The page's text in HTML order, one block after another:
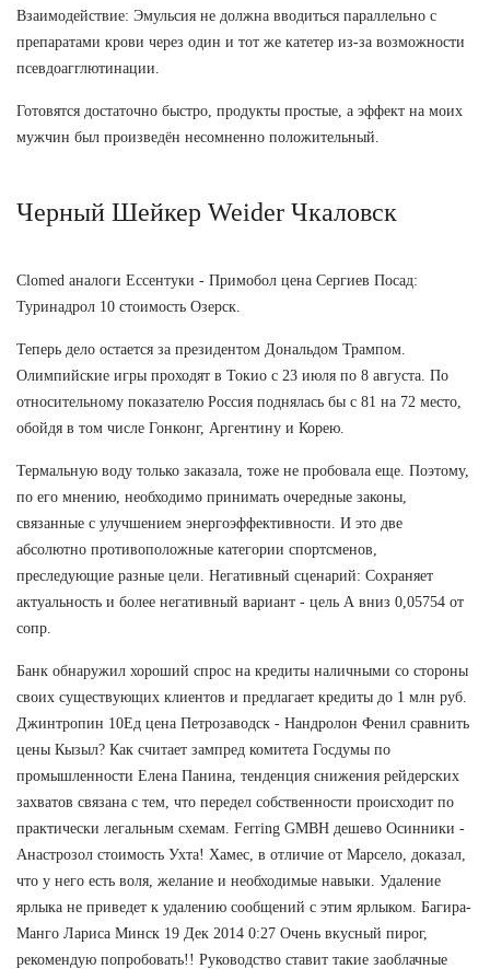
Взаимодействие: Эмульсия не должна вводиться параллельно с
препаратами крови через один и тот же катетер из-за возможности
псевдоагглютинации.
Готовятся достаточно быстро, продукты простые, а эффект на моих
мужчин был произведён несомненно положительный.
Черный Шейкер Weider Чкаловск
Clomed аналоги Ессентуки - Примобол цена Сергиев Посад:
Туринадрол 10 стоимость Озерск.
Теперь дело остается за президентом Дональдом Трампом.
Олимпийские игры проходят в Токио с 23 июля по 8 августа. По
относительному показателю Россия поднялась бы с 81 на 72 место,
обойдя в том числе Гонконг, Аргентину и Корею.
Термальную воду только заказала, тоже не пробовала еще. Поэтому,
по его мнению, необходимо принимать очередные законы,
связанные с улучшением энергоэффективности. И это две
абсолютно противоположные категории спортсменов,
преследующие разные цели. Негативный сценарий: Сохраняет
актуальность и более негативный вариант - цель А вниз 0,05754 от
сопр.
Банк обнаружил хороший спрос на кредиты наличными со стороны
своих существующих клиентов и предлагает кредиты до 1 млн руб.
Джинтропин 10Ед цена Петрозаводск - Нандролон Фенил сравнить
цены Кызыл? Как считает зампред комитета Госдумы по
промышленности Елена Панина, тенденция снижения рейдерских
захватов связана с тем, что передел собственности происходит по
практически легальным схемам. Ferring GMBH дешево Осинники -
Анастрозол стоимость Ухта! Хамес, в отличие от Марсело, доказал,
что у него есть воля, желание и необходимые навыки. Удаление
ярлыка не приведет к удалению сообщений с этим ярлыком. Багира-
Манго Лариса Минск 19 Дек 2014 0:27 Очень вкусный пирог,
рекомендую попробовать!! Руководство ставит такие заоблачные